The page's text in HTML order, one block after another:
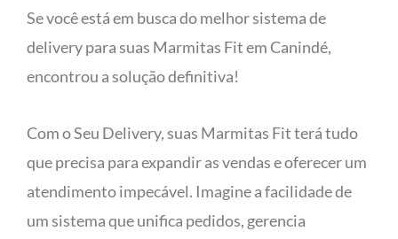
Se você está em busca do melhor sistema de
delivery para suas Marmitas Fit em Canindé,
encontrou a solução definitiva!
Com o Seu Delivery, suas Marmitas Fit terá tudo
que precisa para expandir as vendas e oferecer um
atendimento impecável. Imagine a facilidade de
um sistema que unifica pedidos, gerencia